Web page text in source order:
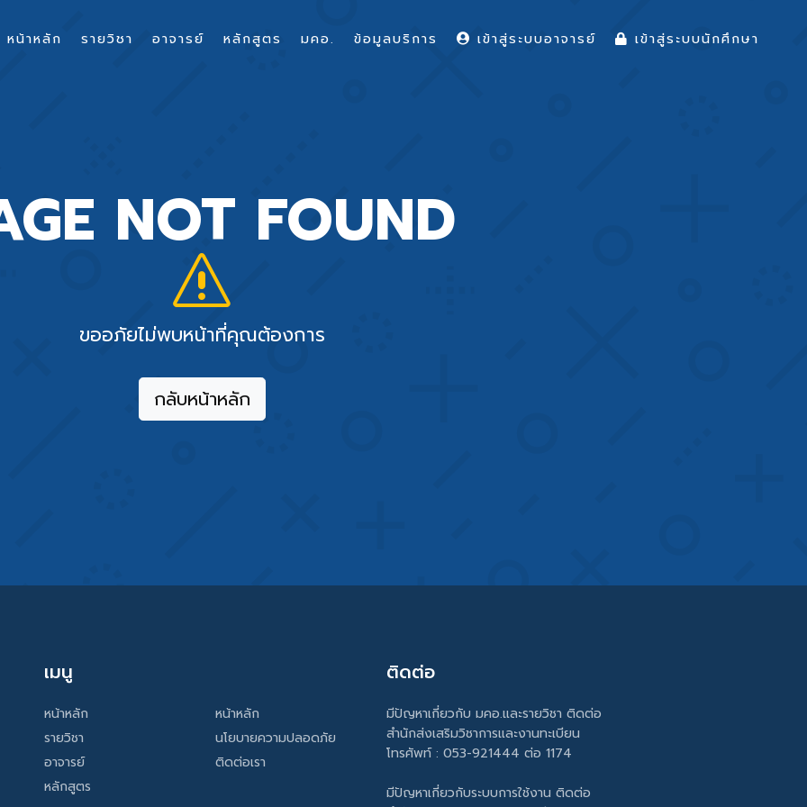
NOT FOUND
ขออภัยไม่พบหน้าที่คุณต้องการ
กลับหน้าหลัก
เมนู
หน้าหลัก
รายวิชา
อาจารย์
หลักสูตร
หน้าหลัก
นโยบายความปลอดภัย
ติดต่อเรา
ติดต่อ
มีปัญหาเกี่ยวกับ มคอ.และรายวิชา ติดต่อ
สำนักส่งเสริมวิชาการและงานทะเบียน
โทรศัพท์ : 053-921444 ต่อ 1174
มีปัญหาเกี่ยวกับระบบการใช้งาน ติดต่อ
หน้าหลัก รายวิชา อาจารย์ หลักสูตร มคอ. ข้อมูลบริการ เข้าสู่ระบบอาจารย์ เข้าสู่ระบบนักศึกษา